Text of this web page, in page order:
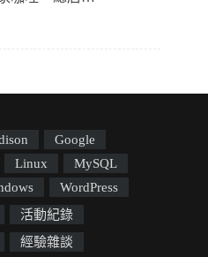
Google
Linux
MySQL
WordPress
活動紀錄
經驗雜談